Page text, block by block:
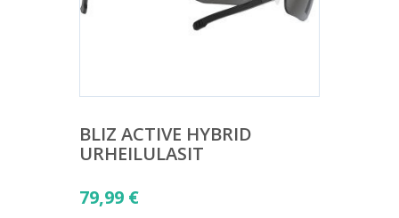
BLIZ ACTIVE HYBRID
URHEILULASIT
79,99 €